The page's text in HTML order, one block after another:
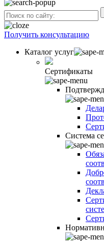
Получить консультацию
Каталог услуг
Сертификаты
Система